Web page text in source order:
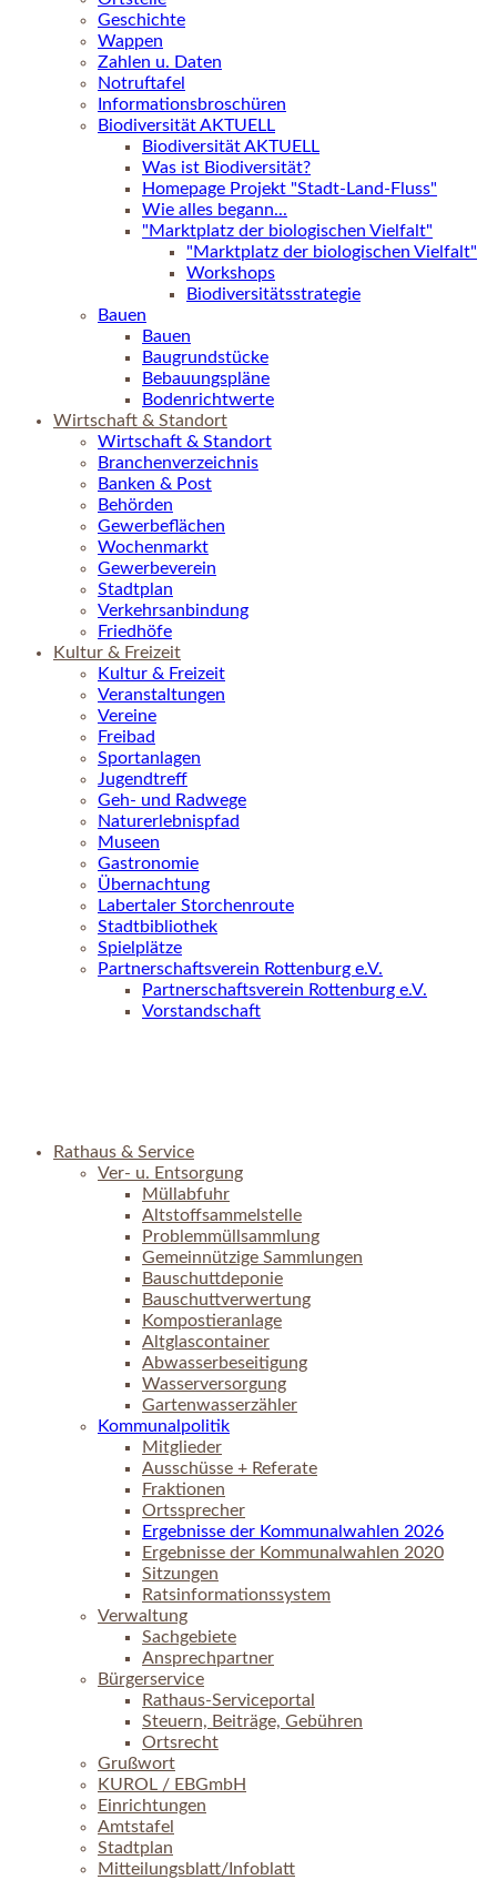
Geschichte
Wappen
Zahlen u. Daten
Notruftafel
Informationsbroschüren
Biodiversität AKTUELL
Biodiversität AKTUELL
Was ist Biodiversität?
Homepage Projekt "Stadt-Land-Fluss"
Wie alles begann...
"Marktplatz der biologischen Vielfalt"
"Marktplatz der biologischen Vielfalt"
Workshops
Biodiversitätsstrategie
Bauen
Bauen
Baugrundstücke
Bebauungspläne
Bodenrichtwerte
Wirtschaft & Standort
Wirtschaft & Standort
Branchenverzeichnis
Banken & Post
Behörden
Gewerbeflächen
Wochenmarkt
Gewerbeverein
Stadtplan
Verkehrsanbindung
Friedhöfe
Kultur & Freizeit
Kultur & Freizeit
Veranstaltungen
Vereine
Freibad
Sportanlagen
Jugendtreff
Geh- und Radwege
Naturerlebnispfad
Museen
Gastronomie
Übernachtung
Labertaler Storchenroute
Stadtbibliothek
Spielplätze
Partnerschaftsverein Rottenburg e.V.
Partnerschaftsverein Rottenburg e.V.
Vorstandschaft
Rathaus & Service
Ver- u. Entsorgung
Müllabfuhr
Altstoffsammelstelle
Problemmüllsammlung
Gemeinnützige Sammlungen
Bauschuttdeponie
Bauschuttverwertung
Kompostieranlage
Altglascontainer
Abwasserbeseitigung
Wasserversorgung
Gartenwasserzähler
Kommunalpolitik
Mitglieder
Ausschüsse + Referate
Fraktionen
Ortssprecher
Ergebnisse der Kommunalwahlen 2026
Ergebnisse der Kommunalwahlen 2020
Sitzungen
Ratsinformationssystem
Verwaltung
Sachgebiete
Ansprechpartner
Bürgerservice
Rathaus-Serviceportal
Steuern, Beiträge, Gebühren
Ortsrecht
Grußwort
KUROL / EBGmbH
Einrichtungen
Amtstafel
Stadtplan
Mitteilungsblatt/Infoblatt